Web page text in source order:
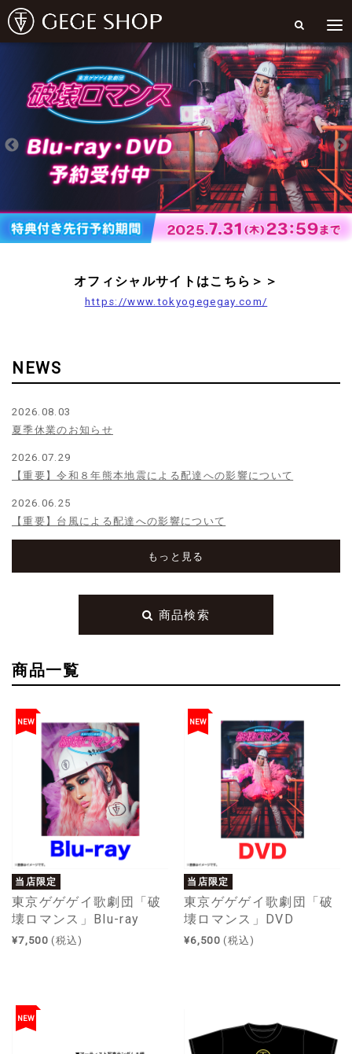
オフィシャルサイトはこちら＞＞
https://www.tokyogegegay.com/
NEWS
2026.08.03
夏季休業のお知らせ
2026.07.29
【重要】令和８年熊本地震による配達への影響について
2026.06.25
【重要】台風による配達への影響について
もっと見る
商品検索
商品一覧
NEW
当店限定
東京ゲゲゲイ歌劇団「破
壊ロマンス」Blu-ray
¥7,500 (税込)
NEW
当店限定
東京ゲゲゲイ歌劇団「破
壊ロマンス」DVD
¥6,500 (税込)
NEW